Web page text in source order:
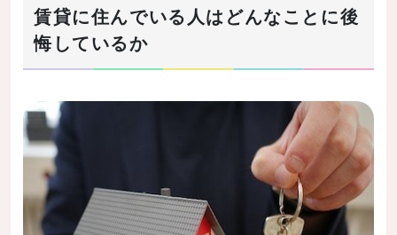
賃貸に住んでいる人はどんなことに後
悔しているか